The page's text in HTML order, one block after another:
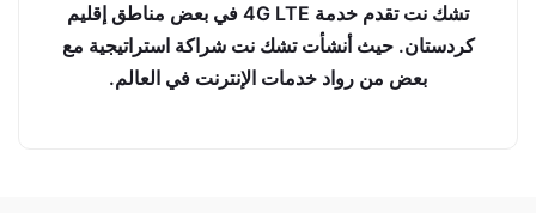
تشك نت تقدم خدمة 4G LTE في بعض مناطق إقليم
كردستان. حيث أنشأت تشك نت شراكة استراتيجية مع
بعض من رواد خدمات الإنترنت في العالم.